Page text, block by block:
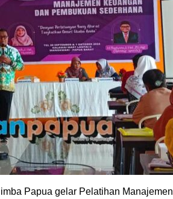
Papua gelar Pelatihan Manajemen